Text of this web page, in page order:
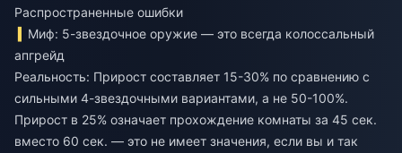
Распространенные ошибки
Миф: 5-звездочное оружие — это всегда колоссальный
апгрейд
Реальность: Прирост составляет 15-30% по сравнению с
сильными 4-звездочными вариантами, а не 50-100%.
Прирост в 25% означает прохождение комнаты за 45 сек.
вместо 60 сек. — это не имеет значения, если вы и так